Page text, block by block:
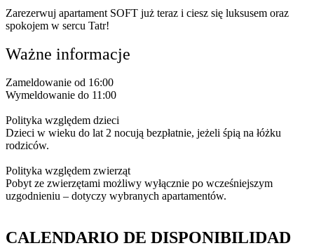
Zarezerwuj apartament SOFT już teraz i ciesz się luksusem oraz
spokojem w sercu Tatr!
Ważne informacje
Zameldowanie od 16:00
Wymeldowanie do 11:00
Polityka względem dzieci
Dzieci w wieku do lat 2 nocują bezpłatnie, jeżeli śpią na łóżku
rodziców.
Polityka względem zwierząt
Pobyt ze zwierzętami możliwy wyłącznie po wcześniejszym
uzgodnieniu – dotyczy wybranych apartamentów.
CALENDARIO DE DISPONIBILIDAD